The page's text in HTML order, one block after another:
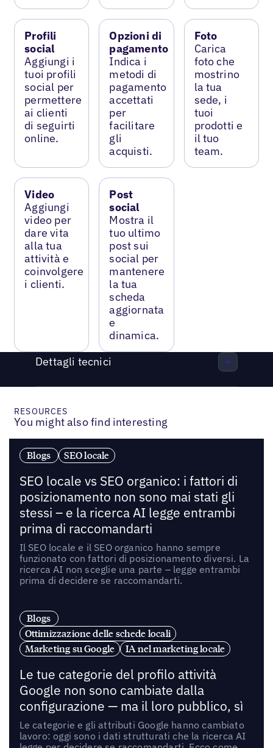
Profili
social
Aggiungi i
tuoi profili
social per
permettere
ai clienti
di seguirti
online.
Opzioni di
pagamento
Indica i
metodi di
pagamento
accettati
per
facilitare
gli
acquisti.
Foto
Carica
foto che
mostrino
la tua
sede, i
tuoi
prodotti e
il tuo
team.
Video
Aggiungi
video per
dare vita
alla tua
attività e
coinvolgere
i clienti.
Post
social
Mostra il
tuo ultimo
post sui
social per
mantenere
la tua
scheda
aggiornata
e
dinamica.
Dettagli tecnici
RESOURCES
You might also find interesting
Blogs SEO locale
SEO locale vs SEO organico: i fattori di
posizionamento non sono mai stati gli
stessi – e la ricerca AI legge entrambi
prima di raccomandarti
Il SEO locale e il SEO organico hanno sempre
funzionato con fattori di posizionamento diversi. La
ricerca AI non sceglie una parte – legge entrambi
prima di decidere se raccomandarti.
Blogs
Ottimizzazione delle schede locali
Marketing su Google
IA nel marketing locale
Le tue categorie del profilo attività
Google non sono cambiate dalla
configurazione — ma il loro pubblico, sì
Le categorie e gli attributi Google hanno cambiato
lavoro: oggi sono i dati strutturati che la ricerca AI